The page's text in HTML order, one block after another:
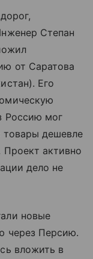
Степан
от Саратова
Его
Россию мог
товары дешевле
активно
дело не
новые
через Персию.
вложить в